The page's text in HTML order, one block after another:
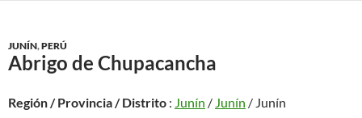
JUNÍN,PERÚ
Abrigo de Chupacancha
Región / Provincia / Distrito : Junín / Junín / Junín